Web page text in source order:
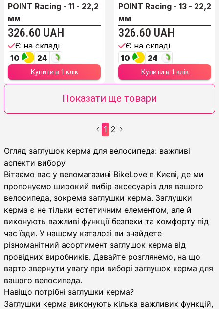
POINT Racing - 11 - 22,2
мм
326.60 UAH
Є на складі
10 24
Купити в 1 клік
POINT Racing - 13 - 22,2
мм
326.60 UAH
Є на складі
10 24
Купити в 1 клік
Показати ще товари
1 2
Заглушки керма
Огляд заглушок керма для велосипеда: важливі
аспекти вибору
Вітаємо вас у веломагазині BikeLove в Києві, де ми
пропонуємо широкий вибір аксесуарів для вашого
велосипеда, зокрема заглушки керма. Заглушки
керма є не тільки естетичним елементом, але й
виконують важливі функції безпеки та комфорту під
час їзди. У нашому каталозі ви знайдете
різноманітний асортимент заглушок керма від
провідних виробників. Давайте розглянемо, на що
варто звернути увагу при виборі заглушок керма для
вашого велосипеда.
Навіщо потрібні заглушки керма?
Заглушки керма виконують кілька важливих функцій,